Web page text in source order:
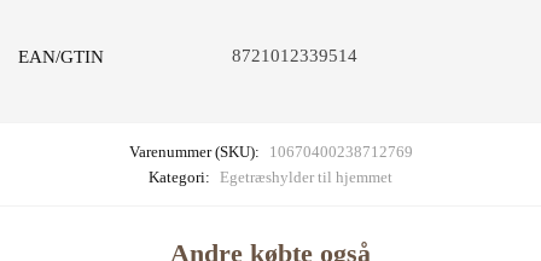
EAN/GTIN 8721012339514
Varenummer (SKU):
10670400238712769
Kategori: Egetræshylder til hjemmet
Andre købte også